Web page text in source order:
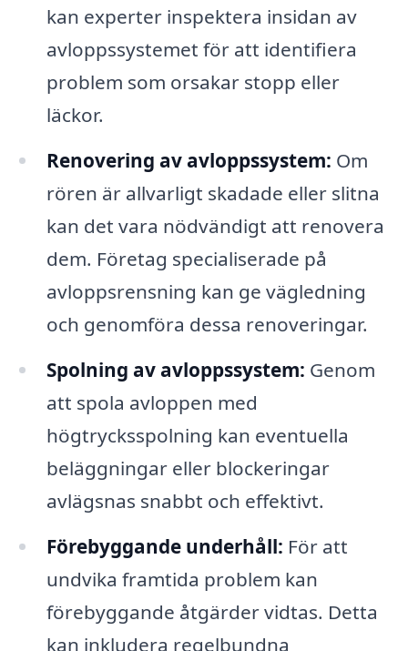
kan experter inspektera insidan av
avloppssystemet för att identifiera
problem som orsakar stopp eller
läckor.
Renovering av avloppssystem: Om
rören är allvarligt skadade eller slitna
kan det vara nödvändigt att renovera
dem. Företag specialiserade på
avloppsrensning kan ge vägledning
och genomföra dessa renoveringar.
Spolning av avloppssystem: Genom
att spola avloppen med
högtrycksspolning kan eventuella
beläggningar eller blockeringar
avlägsnas snabbt och effektivt.
Förebyggande underhåll: För att
undvika framtida problem kan
förebyggande åtgärder vidtas. Detta
kan inkludera regelbundna